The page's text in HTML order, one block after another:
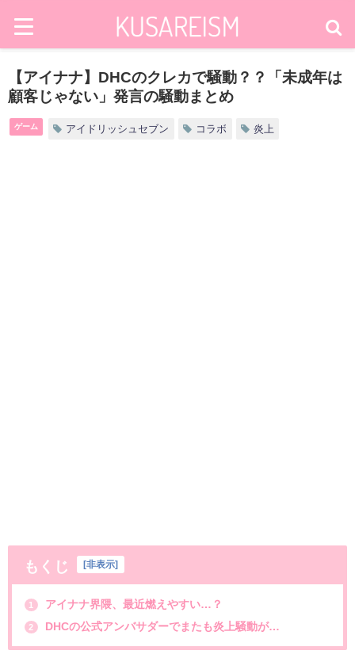
【アイナナ】DHCのクレカで騒動？？「未成年は
顧客じゃない」発言の騒動まとめ
ゲーム アイドリッシュセブン コラボ 炎上
もくじ 非表示
1 アイナナ界隈、最近燃えやすい…？
2 DHCの公式アンバサダーでまたも炎上騒動が…